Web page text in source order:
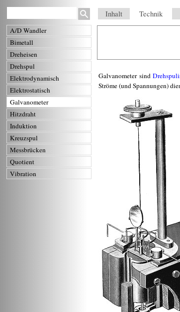
Inhalt Technik
A/D Wandler
Bimetall
Dreheisen
Drehspul
Elektrodynamisch
Elektrostatisch
Galvanometer
Hitzdraht
Induktion
Kreuzspul
Messbrücken
Quotient
Vibration
Galvanometer sind
Ströme (und Spannungen)